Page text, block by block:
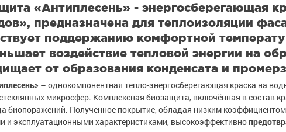
«Антиплесень» - энергосберегающая
предназначена для теплоизоляции
поддержанию комфортной
воздействие тепловой энергии на
от образования конденсата и
– однокомпонентная тепло-энергосберегающая краска на
микросфер. Комплексная биозащита, включённая в состав
биопоражений. Полученное покрытие, обладая низким
и эксплуатационными характеристиками, высокоэффективно